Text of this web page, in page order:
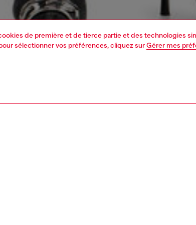
de première et de tierce partie et des technologies
sélectionner vos préférences, cliquez surGérer mes